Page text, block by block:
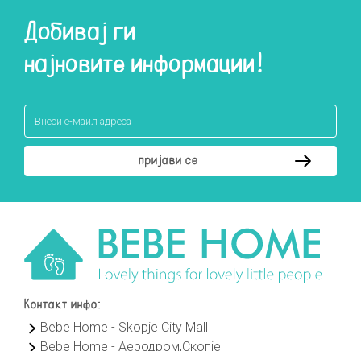
Добивај ги
најновите информации!
Контакт инфо:
Bebe Home - Skopje City Mall
Bebe Home - Аеродром,Скопје